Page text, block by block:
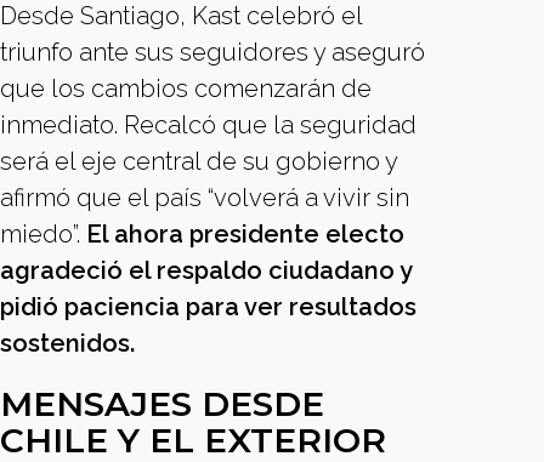
Desde Santiago, Kast celebró el
triunfo ante sus seguidores y aseguró
que los cambios comenzarán de
inmediato. Recalcó que la seguridad
será el eje central de su gobierno y
afirmó que el país “volverá a vivir sin
miedo”. El ahora presidente electo
agradeció el respaldo ciudadano y
pidió paciencia para ver resultados
sostenidos.
MENSAJES DESDE
CHILE Y EL EXTERIOR